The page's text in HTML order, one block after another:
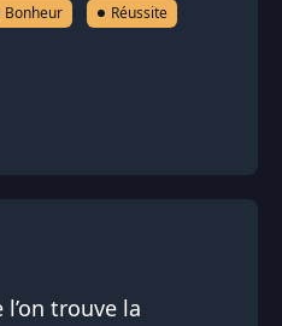
Bonheur Réussite
l’on trouve la